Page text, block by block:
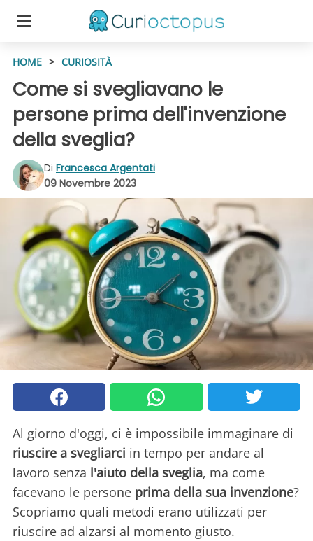
HOME > CURIOSITÀ
Come si svegliavano le
persone prima dell'invenzione
della sveglia?
Di Francesca Argentati
09 Novembre 2023
Al giorno d'oggi, ci è impossibile immaginare di
riuscire a svegliarci in tempo per andare al
lavoro senza l'aiuto della sveglia, ma come
facevano le persone prima della sua invenzione?
Scopriamo quali metodi erano utilizzati per
riuscire ad alzarsi al momento giusto.